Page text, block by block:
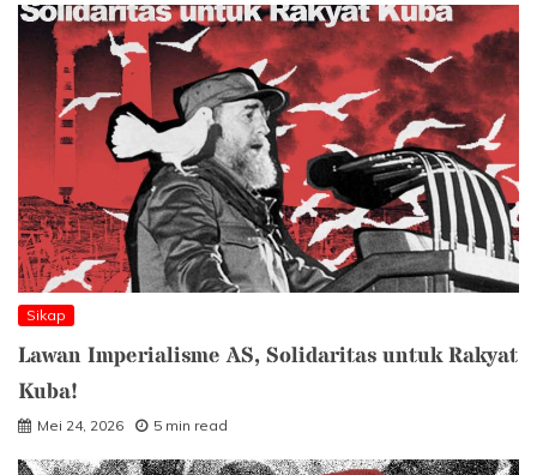
Sikap
Lawan Imperialisme AS, Solidaritas untuk Rakyat
Kuba!
Mei 24, 2026 5 min read